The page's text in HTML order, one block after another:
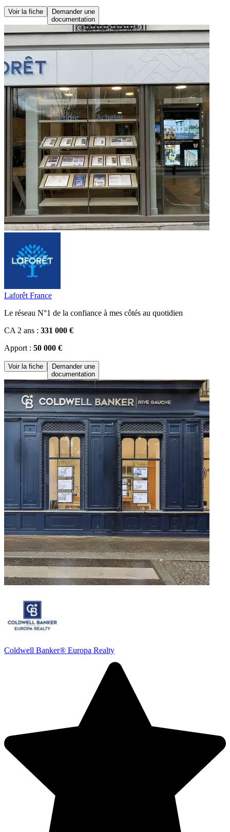
Voir la fiche
Demander une
documentation
Laforêt France
Le réseau N°1 de la confiance à mes côtés au quotidien
CA 2 ans : 331 000 €
Apport : 50 000 €
Voir la fiche
Demander une
documentation
Coldwell Banker® Europa Realty